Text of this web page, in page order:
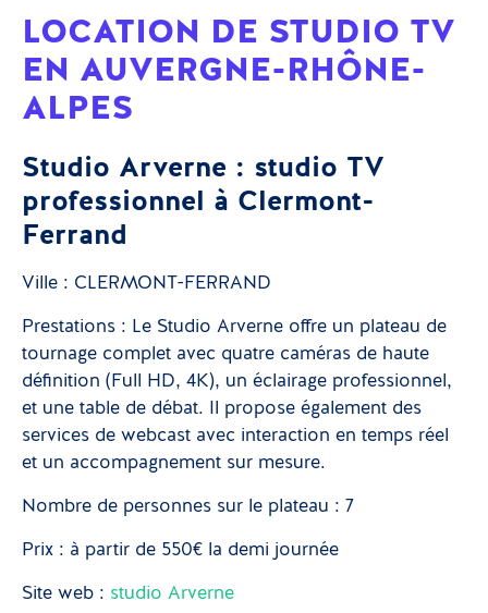
LOCATION DE STUDIO TV
EN AUVERGNE-RHÔNE-
ALPES
Studio Arverne : studio TV
professionnel à Clermont-
Ferrand
Ville : CLERMONT-FERRAND
Prestations : Le Studio Arverne offre un plateau de
tournage complet avec quatre caméras de haute
définition (Full HD, 4K), un éclairage professionnel,
et une table de débat. Il propose également des
services de webcast avec interaction en temps réel
et un accompagnement sur mesure.
Nombre de personnes sur le plateau : 7
Prix : à partir de 550€ la demi journée
Site web : studio Arverne